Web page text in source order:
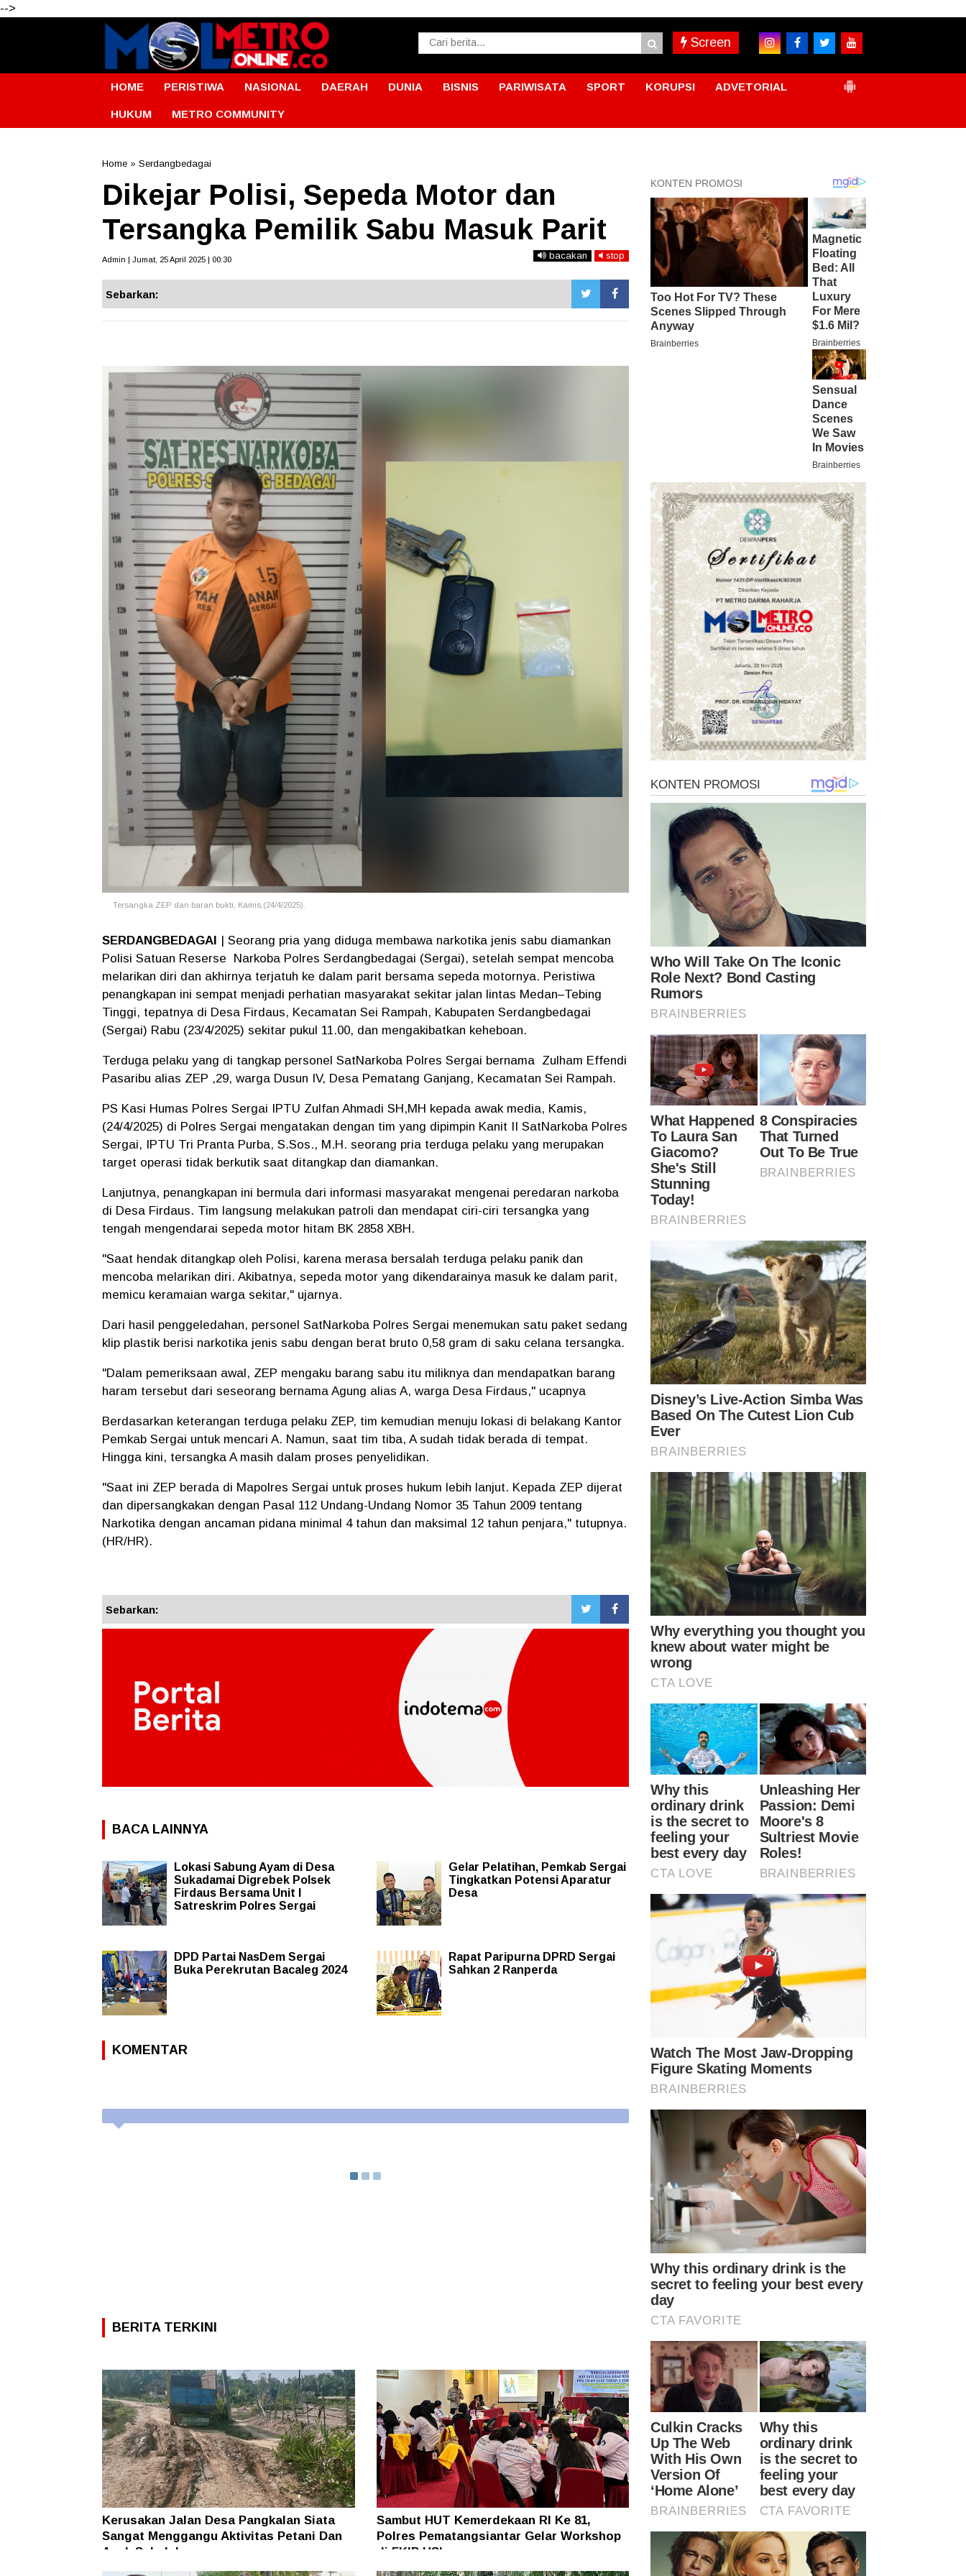
-->
Screen
HOME PERISTIWA NASIONAL DAERAH DUNIA BISNIS PARIWISATA SPORT KORUPSI ADVETORIAL
HUKUM METRO COMMUNITY
Home » Serdangbedagai
Dikejar Polisi, Sepeda Motor dan
Tersangka Pemilik Sabu Masuk Parit
Admin | Jumat, 25 April 2025 | 00:30 bacakan stop
Sebarkan:
Tersangka ZEP dan baran bukti, Kamis,(24/4/2025).
SERDANGBEDAGAI
| Seorang pria yang diduga membawa narkotika jenis sabu diamankan
Polisi Satuan Reserse Narkoba Polres Serdangbedagai (Sergai), setelah sempat mencoba
melarikan diri dan akhirnya terjatuh ke dalam parit bersama sepeda motornya. Peristiwa
penangkapan ini sempat menjadi perhatian masyarakat sekitar jalan lintas Medan–Tebing
Tinggi, tepatnya di Desa Firdaus, Kecamatan Sei Rampah, Kabupaten Serdangbedagai
(Sergai) Rabu (23/4/2025) sekitar pukul 11.00, dan mengakibatkan keheboan.
Terduga pelaku yang di tangkap personel SatNarkoba Polres Sergai bernama Zulham Effendi
Pasaribu alias ZEP ,29, warga Dusun IV, Desa Pematang Ganjang, Kecamatan Sei Rampah.
PS Kasi Humas Polres Sergai IPTU Zulfan Ahmadi SH,MH kepada awak media, Kamis,
(24/4/2025) di Polres Sergai mengatakan dengan tim yang dipimpin Kanit II SatNarkoba Polres
Sergai, IPTU Tri Pranta Purba, S.Sos., M.H. seorang pria terduga pelaku yang merupakan
target operasi tidak berkutik saat ditangkap dan diamankan.
Lanjutnya, penangkapan ini bermula dari informasi masyarakat mengenai peredaran narkoba
di Desa Firdaus. Tim langsung melakukan patroli dan mendapat ciri-ciri tersangka yang
tengah mengendarai sepeda motor hitam BK 2858 XBH.
"Saat hendak ditangkap oleh Polisi, karena merasa bersalah terduga pelaku panik dan
mencoba melarikan diri. Akibatnya, sepeda motor yang dikendarainya masuk ke dalam parit,
memicu keramaian warga sekitar," ujarnya.
Dari hasil penggeledahan, personel SatNarkoba Polres Sergai menemukan satu paket sedang
klip plastik berisi narkotika jenis sabu dengan berat bruto 0,58 gram di saku celana tersangka.
"Dalam pemeriksaan awal, ZEP mengaku barang sabu itu miliknya dan mendapatkan barang
haram tersebut dari seseorang bernama Agung alias A, warga Desa Firdaus," ucapnya
Berdasarkan keterangan terduga pelaku ZEP, tim kemudian menuju lokasi di belakang Kantor
Pemkab Sergai untuk mencari A. Namun, saat tim tiba, A sudah tidak berada di tempat.
Hingga kini, tersangka A masih dalam proses penyelidikan.
"Saat ini ZEP berada di Mapolres Sergai untuk proses hukum lebih lanjut. Kepada ZEP dijerat
dan dipersangkakan dengan Pasal 112 Undang-Undang Nomor 35 Tahun 2009 tentang
Narkotika dengan ancaman pidana minimal 4 tahun dan maksimal 12 tahun penjara," tutupnya.
(HR/HR).
Sebarkan:
BACA LAINNYA
Lokasi Sabung Ayam di Desa
Sukadamai Digrebek Polsek
Firdaus Bersama Unit I
Satreskrim Polres Sergai
Gelar Pelatihan, Pemkab Sergai
Tingkatkan Potensi Aparatur
Desa
DPD Partai NasDem Sergai
Buka Perekrutan Bacaleg 2024
Rapat Paripurna DPRD Sergai
Sahkan 2 Ranperda
KOMENTAR
BERITA TERKINI
Kerusakan Jalan Desa Pangkalan Siata
Sangat Menggangu Aktivitas Petani Dan
Anak Sekolah
Sambut HUT Kemerdekaan RI Ke 81,
Polres Pematangsiantar Gelar Workshop
di FKIP USI